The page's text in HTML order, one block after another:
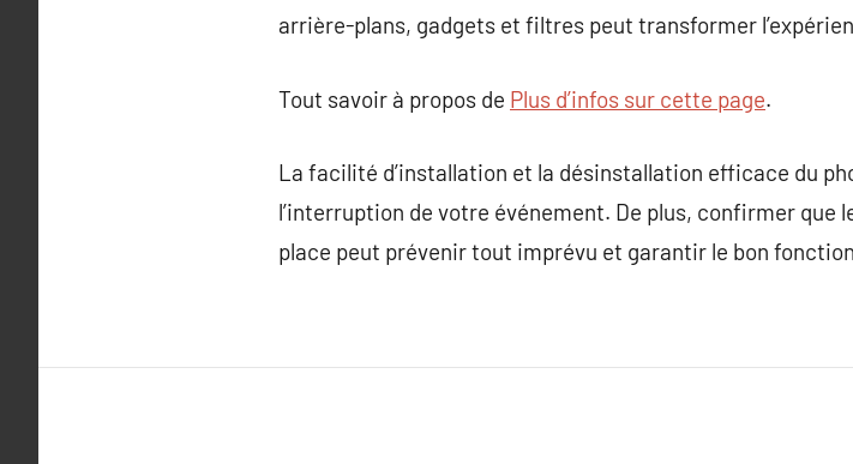
arrière-plans, gadgets et filtres peut transformer
Tout savoir à propos de Plus d’infos sur cette page.
La facilité d’installation et la désinstallation efficace du
l’interruption de votre événement. De plus, confirmer
place peut prévenir tout imprévu et garantir le bon